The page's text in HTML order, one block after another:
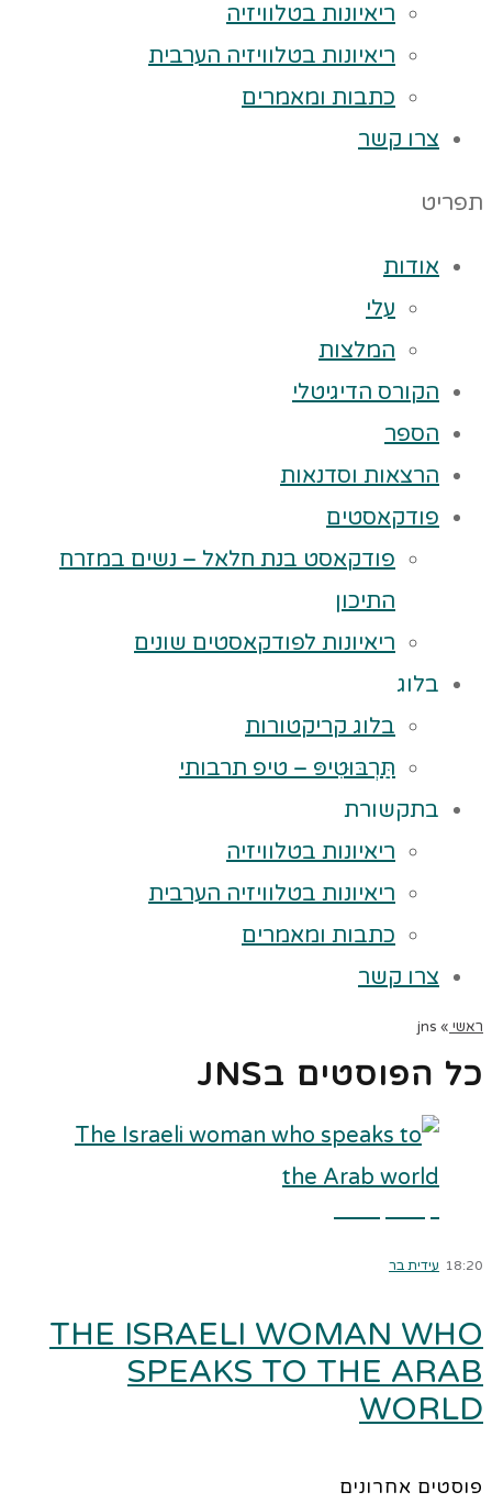
ריאיונות בטלוויזיה
ריאיונות בטלוויזיה הערבית
כתבות ומאמרים
צרו קשר
תפריט
אודות
עלי
המלצות
הקורס הדיגיטלי
הספר
הרצאות וסדנאות
פודקאסטים
פודקאסט בנת חלאל – נשים במזרח
התיכון
ריאיונות לפודקאסטים שונים
בלוג
בלוג קריקטורות
תַּרְבּוּטִיפּ – טיפ תרבותי
בתקשורת
ריאיונות בטלוויזיה
ריאיונות בטלוויזיה הערבית
כתבות ומאמרים
צרו קשר
ראשי »
jns
כל הפוסטים בJNS
18:20 עידית בר
THE ISRAELI WOMAN WHO
SPEAKS TO THE ARAB
WORLD
פוסטים אחרונים